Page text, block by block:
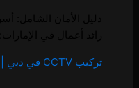
تركيب CCTV في دبي | حماية احترافية 24/7 مع شركة ألفا | اتصل بنا 0557714476